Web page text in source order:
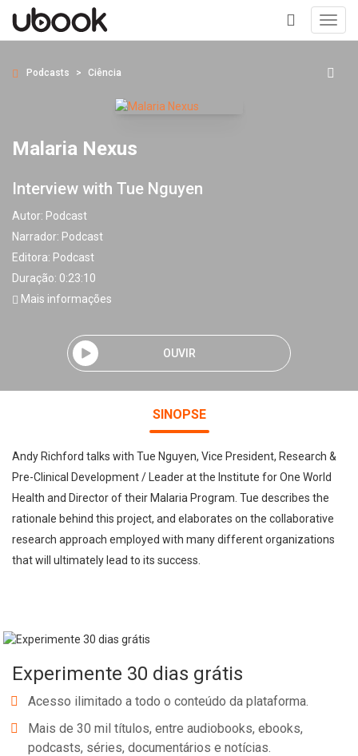
+
Podcasts Ciência
Malaria Nexus
Interview with Tue Nguyen
Autor: Podcast
Narrador: Podcast
Editora: Podcast
Duração: 0:23:10
Mais informações
OUVIR
SINOPSE
Andy Richford talks with Tue Nguyen, Vice President, Research &
Pre-Clinical Development / Leader at the Institute for One World
Health and Director of their Malaria Program. Tue describes the
rationale behind this project, and elaborates on the collaborative
research approach employed with many different organizations
that will ultimately lead to its success.
Experimente 30 dias grátis
Acesso ilimitado a todo o conteúdo da plataforma.
Mais de 30 mil títulos, entre audiobooks, ebooks,
podcasts, séries, documentários e notícias.